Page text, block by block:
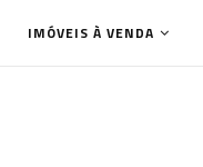
IMÓVEIS À VENDA